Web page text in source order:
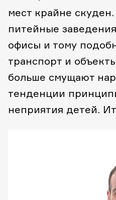
мест крайне
питейные
офисы и тому
транспорт и
больше смущают
тенденции
неприятия детей.